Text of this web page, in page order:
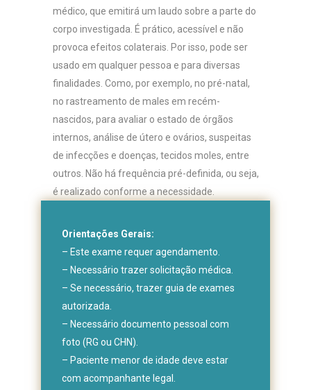
médico, que emitirá um laudo sobre a parte do
corpo investigada. É prático, acessível e não
provoca efeitos colaterais. Por isso, pode ser
usado em qualquer pessoa e para diversas
finalidades. Como, por exemplo, no pré-natal,
no rastreamento de males em recém-
nascidos, para avaliar o estado de órgãos
internos, análise de útero e ovários, suspeitas
de infecções e doenças, tecidos moles, entre
outros. Não há frequência pré-definida, ou seja,
é realizado conforme a necessidade.
Orientações Gerais:
– Este exame requer agendamento.
– Necessário trazer solicitação médica.
– Se necessário, trazer guia de exames
autorizada.
– Necessário documento pessoal com
foto (RG ou CHN).
– Paciente menor de idade deve estar
com acompanhante legal.